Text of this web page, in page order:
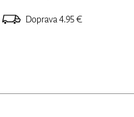
Doprava 4.95 €